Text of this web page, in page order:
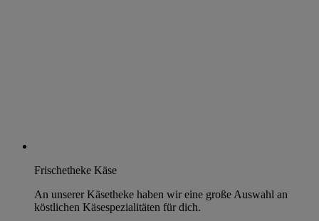
Frischetheke Käse
An unserer Käsetheke haben wir eine große Auswahl an
köstlichen Käsespezialitäten für dich.